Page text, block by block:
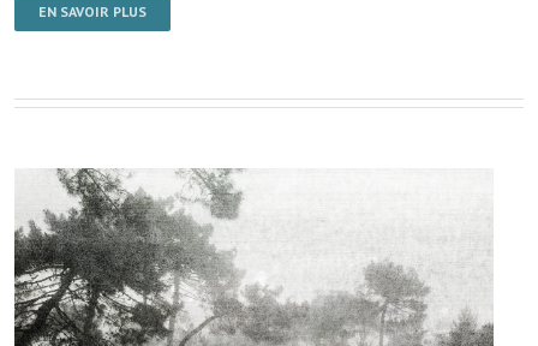
EN SAVOIR PLUS